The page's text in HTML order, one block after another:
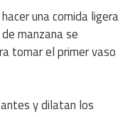
una comida ligera
manzana se
tomar el primer vaso
y dilatan los